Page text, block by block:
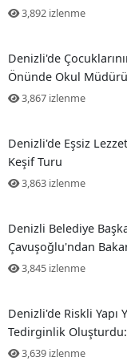
3,892 izlenme
Denizli'de
Önünde Okul
Silahlı Saldırı
3,867 izlenme
Denizli'de Eşsiz
Keşif Turu
3,863 izlenme
Denizli Belediye
Çavuşoğlu'ndan
3,845 izlenme
Denizli'de Riskli Yapı
Tedirginlik
Hiç Yerine Getirilmedi!"
3,639 izlenme